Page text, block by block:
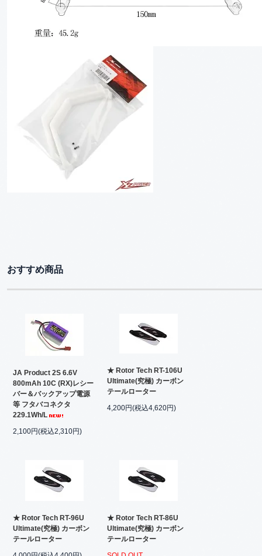
おすすめ商品
JA Product 2S 6.6V
800mAh 10C (RX)レシー
バー＆バックアップ電源
等 フタバコネクタ
229.1Wh/L
2,100円(税込2,310円)
★ Rotor Tech RT-106U
Ultimate(究極) カーボン
テールローター
4,200円(税込4,620円)
★ Rotor Tech RT-96U
Ultimate(究極) カーボン
テールローター
★ Rotor Tech RT-86U
Ultimate(究極) カーボン
テールローター